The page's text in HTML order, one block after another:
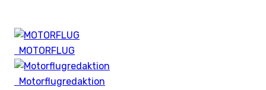
MOTORFLUG
Motorflugredaktion